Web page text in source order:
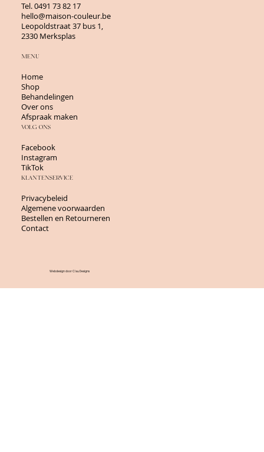
Tel.0491 73 82 17
hello@maison-couleur.be
Leopoldstraat 37 bus 1,
2330 Merksplas
MENU
Home
Shop
Behandelingen
Over ons
Afspraak maken
VOLG ONS
Facebook
Instagram
TikTok
KLANTENSERVICE
Privacybeleid
Algemene voorwaarden
Bestellen en Retourneren
Contact
Webdesign door Clau Designs